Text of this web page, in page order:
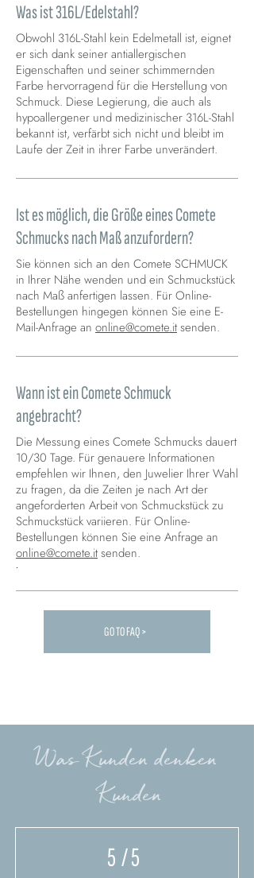
Was ist 316L/Edelstahl?
Obwohl 316L-Stahl kein Edelmetall ist, eignet
er sich dank seiner antiallergischen
Eigenschaften und seiner schimmernden
Farbe hervorragend für die Herstellung von
Schmuck. Diese Legierung, die auch als
hypoallergener und medizinischer 316L-Stahl
bekannt ist, verfärbt sich nicht und bleibt im
Laufe der Zeit in ihrer Farbe unverändert.
Ist es möglich, die Größe eines Comete
Schmucks nach Maß anzufordern?
Sie können sich an den Comete SCHMUCK
in Ihrer Nähe wenden und ein Schmuckstück
nach Maß anfertigen lassen. Für Online-
Bestellungen hingegen können Sie eine E-
Mail-Anfrage an online@comete.itsenden.
Wann ist ein Comete Schmuck
angebracht?
Die Messung eines Comete Schmucks dauert
10/30 Tage. Für genauere Informationen
empfehlen wir Ihnen, den Juwelier Ihrer Wahl
zu fragen, da die Zeiten je nach Art der
angeforderten Arbeit von Schmuckstück zu
Schmuckstück variieren. Für Online-
Bestellungen können Sie eine Anfrage an
online@comete.itsenden.
Carica altre FAQ...
GO TO FAQ >
Was Kunden denken
Kunden
5/ 5